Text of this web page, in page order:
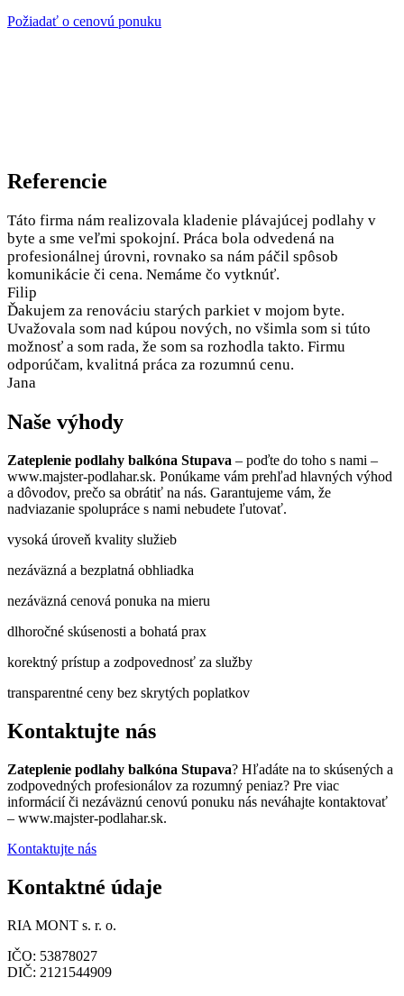
Požiadať o cenovú ponuku
Referencie
Táto firma nám realizovala kladenie plávajúcej podlahy v
byte a sme veľmi spokojní. Práca bola odvedená na
profesionálnej úrovni, rovnako sa nám páčil spôsob
komunikácie či cena. Nemáme čo vytknúť.
Filip
Ďakujem za renováciu starých parkiet v mojom byte.
Uvažovala som nad kúpou nových, no všimla som si túto
možnosť a som rada, že som sa rozhodla takto. Firmu
odporúčam, kvalitná práca za rozumnú cenu.
Jana
Naše výhody
Zateplenie podlahy balkóna Stupava – poďte do toho s nami –
www.majster-podlahar.sk. Ponúkame vám prehľad hlavných výhod
a dôvodov, prečo sa obrátiť na nás. Garantujeme vám, že
nadviazanie spolupráce s nami nebudete ľutovať.
vysoká úroveň kvality služieb
nezáväzná a bezplatná obhliadka
nezáväzná cenová ponuka na mieru
dlhoročné skúsenosti a bohatá prax
korektný prístup a zodpovednosť za služby
transparentné ceny bez skrytých poplatkov
Kontaktujte nás
Zateplenie podlahy balkóna Stupava? Hľadáte na to skúsených a
zodpovedných profesionálov za rozumný peniaz? Pre viac
informácií či nezáväznú cenovú ponuku nás neváhajte kontaktovať
– www.majster-podlahar.sk.
Kontaktujte nás
Kontaktné údaje
RIA MONT s. r. o.
IČO: 53878027
DIČ: 2121544909